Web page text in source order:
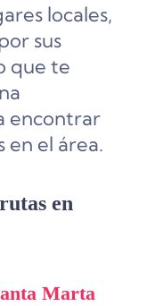
locales,
sus
que te
encontrar
en el área.
en
Marta